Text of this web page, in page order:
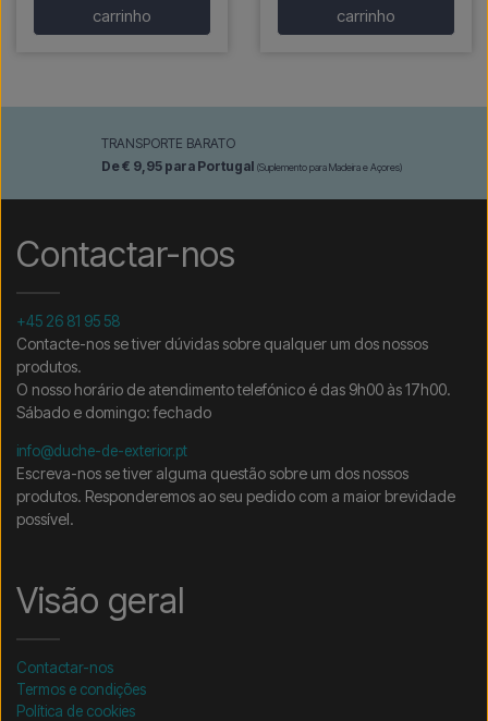
carrinho
carrinho
TRANSPORTE BARATO
De € 9,95 para Portugal (Suplemento para Madeira e Açores)
Contactar-nos
+45 26 81 95 58
Contacte-nos se tiver dúvidas sobre qualquer um dos nossos
produtos.
O nosso horário de atendimento telefónico é das 9h00 às 17h00.
Sábado e domingo: fechado
info@duche-de-exterior.pt
Escreva-nos se tiver alguma questão sobre um dos nossos
produtos. Responderemos ao seu pedido com a maior brevidade
possível.
Visão geral
Contactar-nos
Termos e condições
Política de cookies